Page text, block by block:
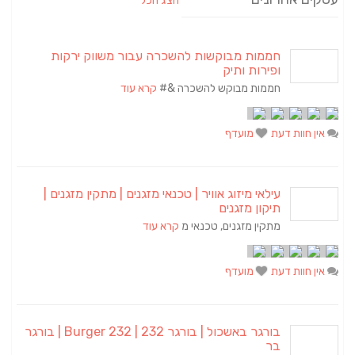
חממות מבוקשות להשכרה עבור משווק ירקות
ופירות ותיק
חממות מבוקש להשכרה &# קרא עוד
אין חוות דעת מועדף
עילאי מיזוג אוויר | טכנאי מזגנים | מתקין מזגנים |
תיקון מזגנים
מתקין מזגנים, טכנאי מ קרא עוד
אין חוות דעת מועדף
בורגר באשכול | בורגר 232 | Burger 232 | בורגר
בר